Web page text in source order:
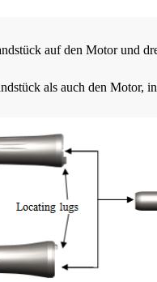
auf den Motor und
als auch den Motor,